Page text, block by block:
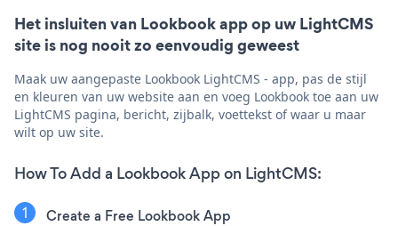
Het insluiten van Lookbook app op uw LightCMS
site is nog nooit zo eenvoudig geweest
Maak uw aangepaste Lookbook LightCMS - app, pas de stijl
en kleuren van uw website aan en voeg Lookbook toe aan uw
LightCMS pagina, bericht, zijbalk, voettekst of waar u maar
wilt op uw site.
How To Add a Lookbook App on LightCMS:
Create a Free Lookbook App